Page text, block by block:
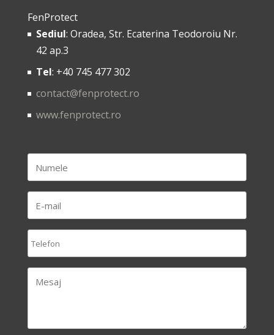
FenProtect
Sediul: Oradea, Str. Ecaterina Teodoroiu Nr.
42 ap.3
Tel: +40 745 477 302
contact@fenprotect.ro
www.fenprotect.ro